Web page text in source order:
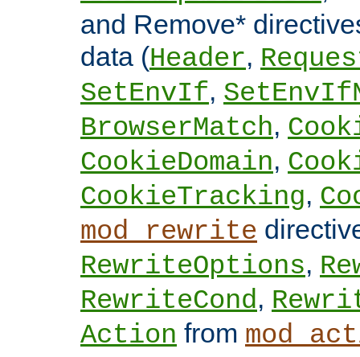
and Remove*
data (Header,
SetEnvIf,
BrowserMatch,
CookieDomain,
CookieTracking,
mod_rewrite
RewriteOptions,
RewriteCond,
Action from